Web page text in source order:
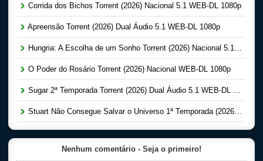
Corrida dos Bichos Torrent (2026) Nacional 5.1 WEB-DL 1080p
Apreensão Torrent (2026) Dual Áudio 5.1 WEB-DL 1080p
Hungria: A Escolha de um Sonho Torrent (2026) Nacional 5.1 WEB-DL 1080p
O Poder do Rosário Torrent (2026) Nacional WEB-DL 1080p
Sugar 2ª Temporada Torrent (2026) Dual Áudio 5.1 WEB-DL 1080p
Stuart Não Consegue Salvar o Universo 1ª Temporada (2026) Dual Áudio 5.1 WEB-DL 1080p
Nenhum comentário - Seja o primeiro!